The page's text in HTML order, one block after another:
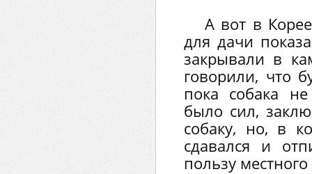
А вот в
для дачи
закрывали в
говорили, что
пока собака
было сил,
собаку, но, в
сдавался и
пользу